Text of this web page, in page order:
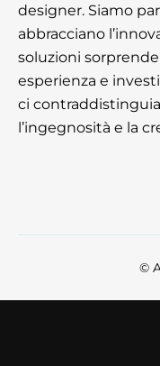
designer. Siamo
abbracciano
soluzioni
esperienza e
ci
l’ingegnosità e la
©